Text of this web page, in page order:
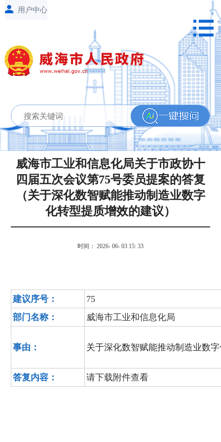
威海市工业和信息化局关于市政协十
四届五次会议第75号委员提案的答复
（关于深化数智赋能推动制造业数字
化转型提质增效的建议）
时间： 2026- 06- 03 15: 33
建议序号：
75
部门名称：
威海市工业和信息化局
事由： 关于深化数智赋能推动制造业数
答复内容： 请下载附件查看